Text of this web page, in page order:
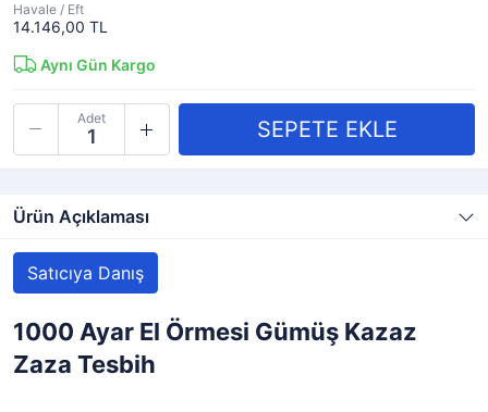
Havale / Eft
14.146,00 TL
Aynı Gün Kargo
Adet
Ürün Açıklaması
Satıcıya Danış
1000 Ayar El Örmesi Gümüş Kazaz
Zaza Tesbih